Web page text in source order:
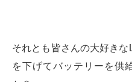
それとも皆さんの大好きな
を下げてバッテリーを供